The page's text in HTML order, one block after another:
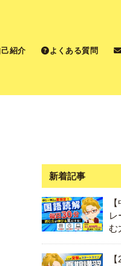
紹介 よくある質問
新着記事
む